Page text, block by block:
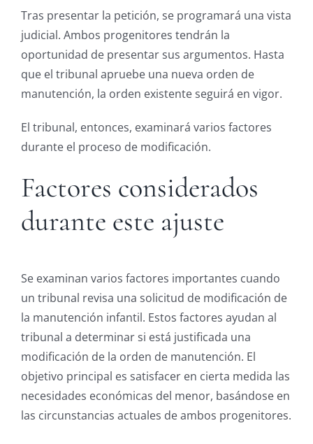
Tras presentar la petición, se programará una vista
judicial. Ambos progenitores tendrán la
oportunidad de presentar sus argumentos. Hasta
que el tribunal apruebe una nueva orden de
manutención, la orden existente seguirá en vigor.
El tribunal, entonces, examinará varios factores
durante el proceso de modificación.
Factores considerados
durante este ajuste
Se examinan varios factores importantes cuando
un tribunal revisa una solicitud de modificación de
la manutención infantil. Estos factores ayudan al
tribunal a determinar si está justificada una
modificación de la orden de manutención. El
objetivo principal es satisfacer en cierta medida las
necesidades económicas del menor, basándose en
las circunstancias actuales de ambos progenitores.